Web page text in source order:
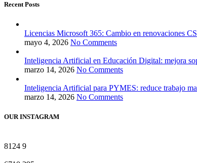
Recent Posts
Licencias Microsoft 365: Cambio en renovaciones
mayo 4, 2026 No Comments
Inteligencia Artificial en Educación Digital: mejora
marzo 14, 2026 No Comments
Inteligencia Artificial para PYMES: reduce trabajo
marzo 14, 2026 No Comments
OUR INSTAGRAM
8124 9